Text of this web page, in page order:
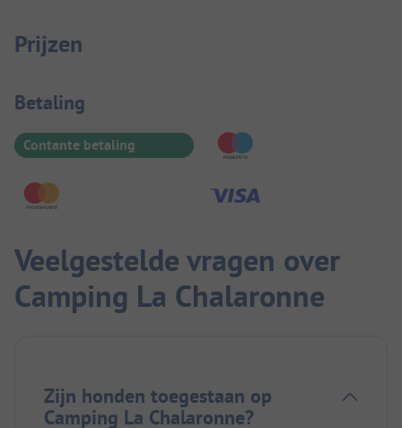
Prijzen
Betaalinformatie
Betaling
Contante betaling
Veelgestelde vragen over
Camping La Chalaronne
Zijn honden toegestaan op
Camping La Chalaronne?